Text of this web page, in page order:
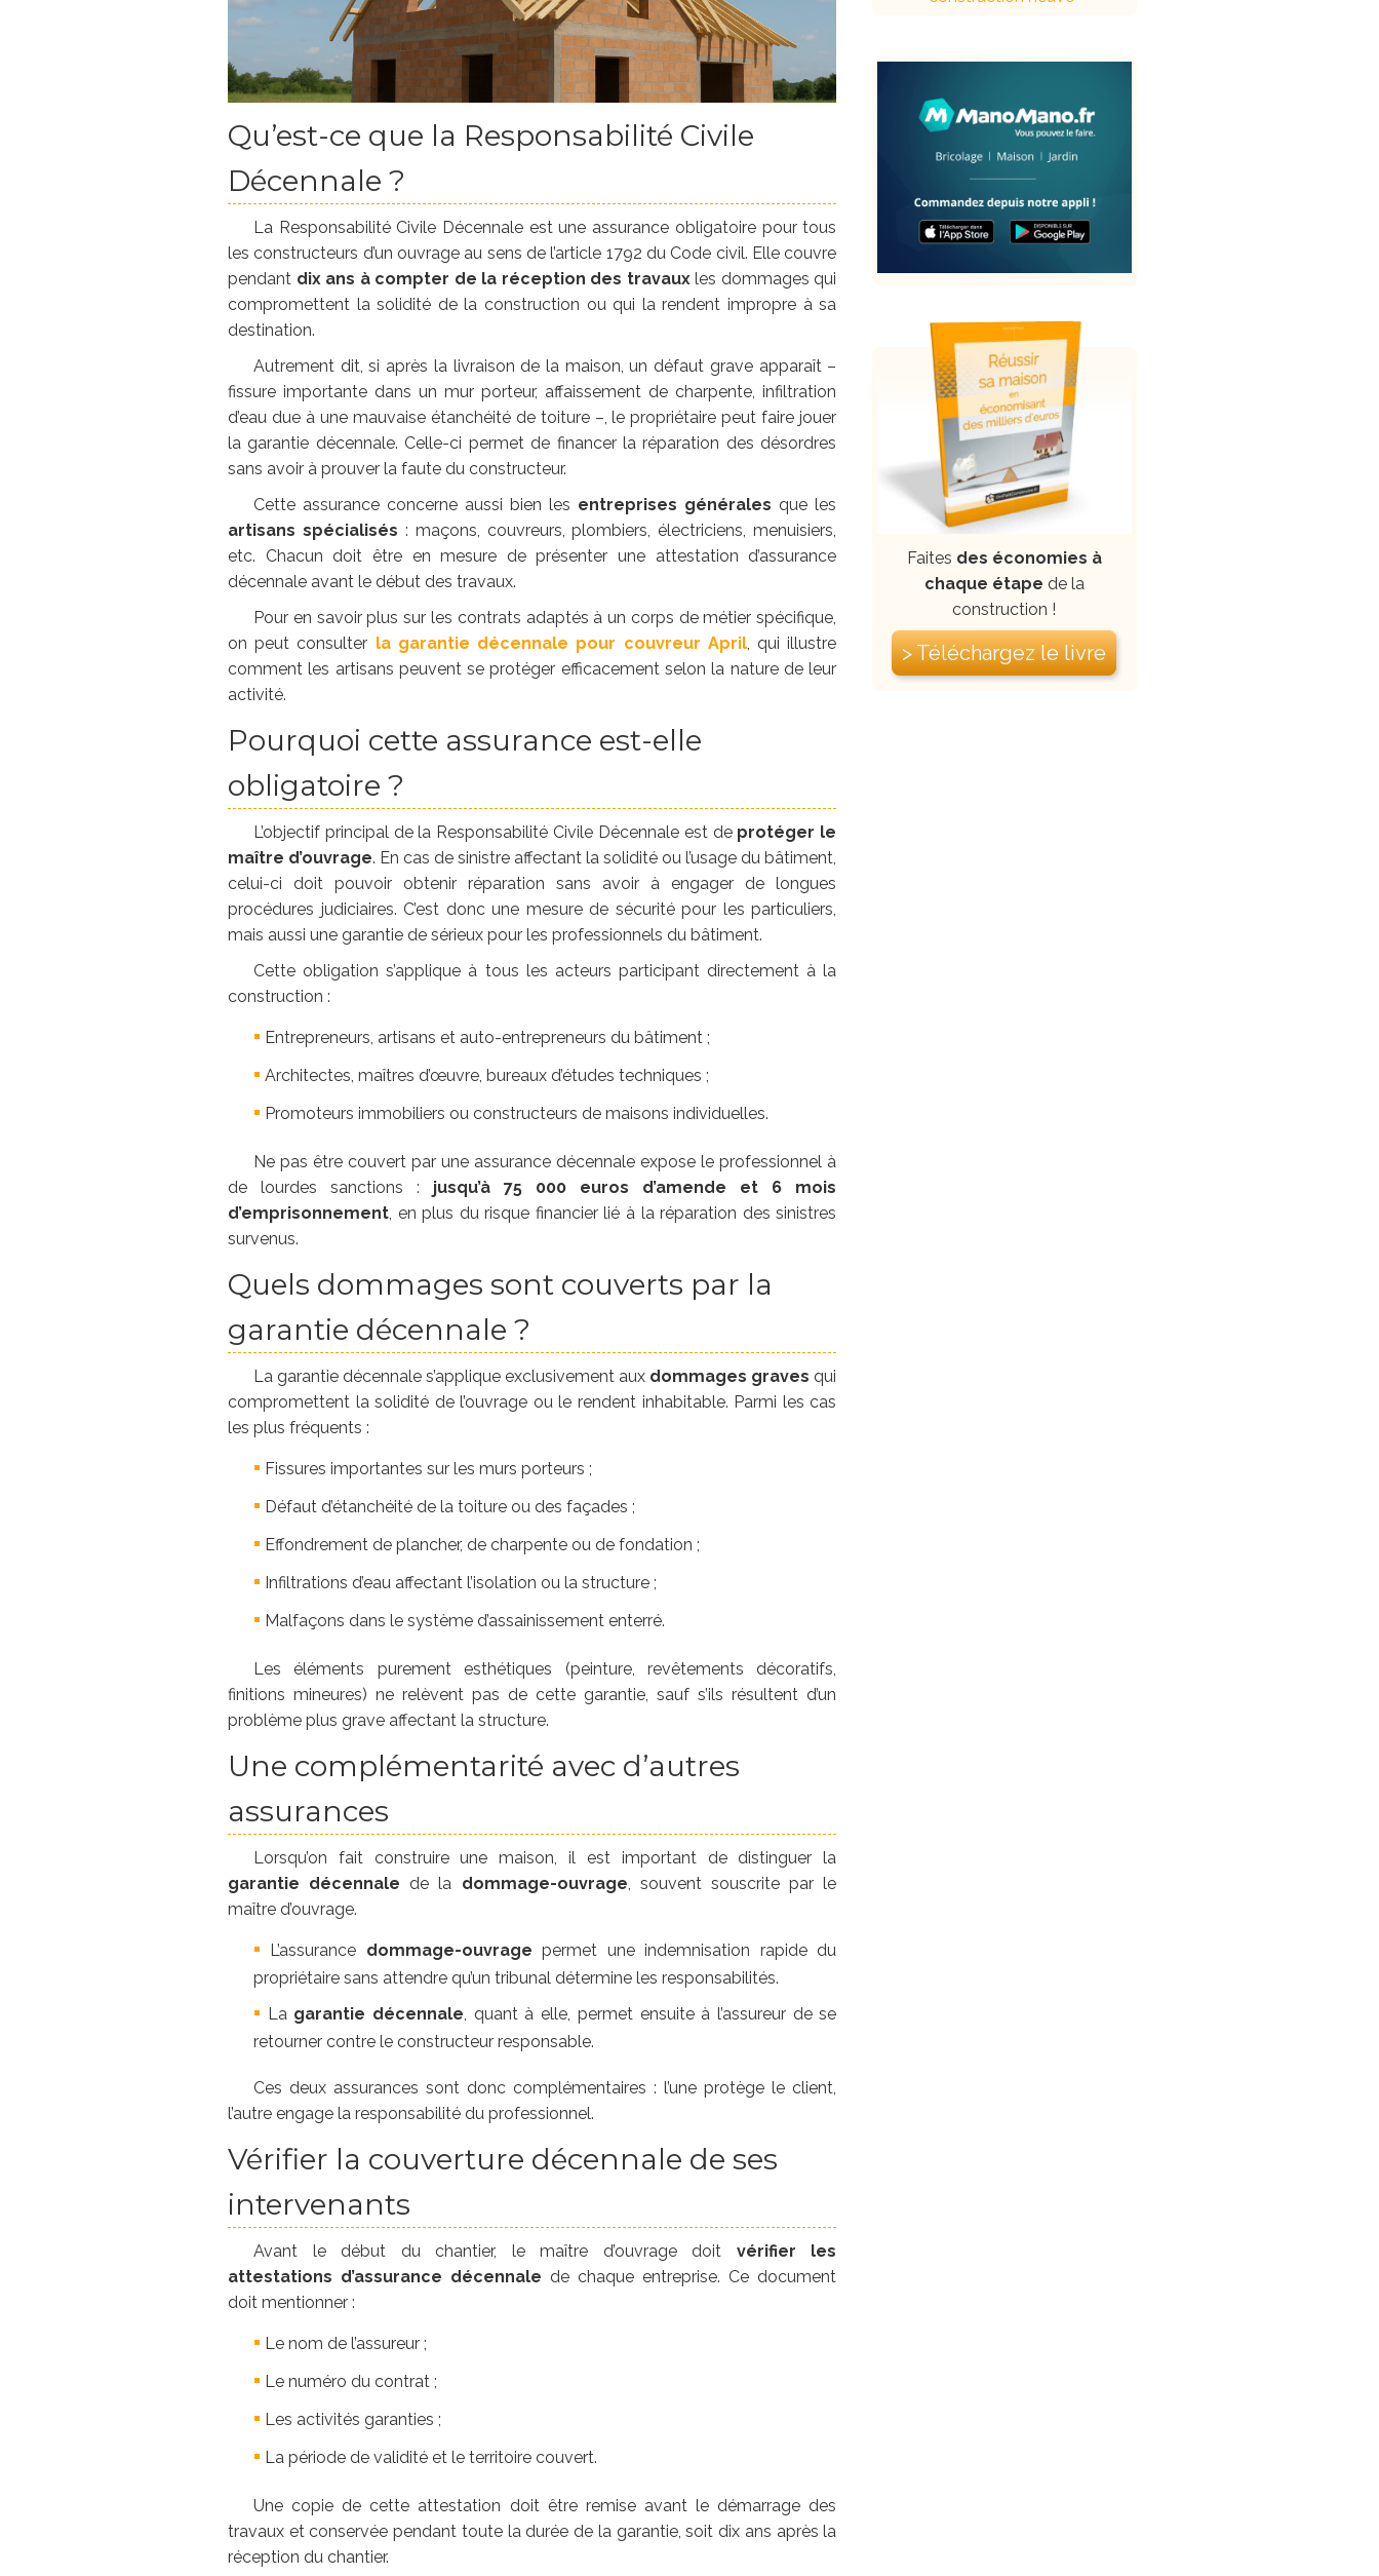
Qu’est-ce que la Responsabilité Civile
Décennale ?
La Responsabilité Civile Décennale est une assurance obligatoire pour tous
les constructeurs d’un ouvrage au sens de l’article 1792 du Code civil. Elle couvre
pendant dix ans à compter de la réception des travauxles dommages qui
compromettent la solidité de la construction ou qui la rendent impropre à sa
destination.
Autrement dit, si après la livraison de la maison, un défaut grave apparaît –
fissure importante dans un mur porteur, affaissement de charpente, infiltration
d’eau due à une mauvaise étanchéité de toiture –, le propriétaire peut faire jouer
la garantie décennale. Celle-ci permet de financer la réparation des désordres
sans avoir à prouver la faute du constructeur.
Cette assurance concerne aussi bien les entreprises générales que les
artisans spécialisés : maçons, couvreurs, plombiers, électriciens, menuisiers,
etc. Chacun doit être en mesure de présenter une attestation d’assurance
décennale avant le début des travaux.
Pour en savoir plus sur les contrats adaptés à un corps de métier spécifique,
on peut consulter la garantie décennale pour couvreur April, qui illustre
comment les artisans peuvent se protéger efficacement selon la nature de leur
activité.
Pourquoi cette assurance est-elle
obligatoire ?
L’objectif principal de la Responsabilité Civile Décennale est de protéger le
maître d’ouvrage. En cas de sinistre affectant la solidité ou l’usage du bâtiment,
celui-ci doit pouvoir obtenir réparation sans avoir à engager de longues
procédures judiciaires. C’est donc une mesure de sécurité pour les particuliers,
mais aussi une garantie de sérieux pour les professionnels du bâtiment.
Cette obligation s’applique à tous les acteurs participant directement à la
construction :
Entrepreneurs, artisans et auto-entrepreneurs du bâtiment ;
Architectes, maîtres d’œuvre, bureaux d’études techniques ;
Promoteurs immobiliers ou constructeurs de maisons individuelles.
Ne pas être couvert par une assurance décennale expose le professionnel à
de lourdes sanctions : jusqu’à 75 000 euros d’amende et 6 mois
d’emprisonnement , en plus du risque financier lié à la réparation des sinistres
survenus.
Quels dommages sont couverts par la
garantie décennale ?
La garantie décennale s’applique exclusivement aux dommages graves qui
compromettent la solidité de l’ouvrage ou le rendent inhabitable. Parmi les cas
les plus fréquents :
Fissures importantes sur les murs porteurs ;
Défaut d’étanchéité de la toiture ou des façades ;
Effondrement de plancher, de charpente ou de fondation ;
Infiltrations d’eau affectant l’isolation ou la structure ;
Malfaçons dans le système d’assainissement enterré.
Les éléments purement esthétiques (peinture, revêtements décoratifs,
finitions mineures) ne relèvent pas de cette garantie, sauf s’ils résultent d’un
problème plus grave affectant la structure.
Une complémentarité avec d’autres
assurances
Lorsqu’on fait construire une maison, il est important de distinguer la
garantie décennale de la dommage-ouvrage , souvent souscrite par le
maître d’ouvrage.
L’assurance dommage-ouvrage permet une indemnisation rapide du
propriétaire sans attendre qu’un tribunal détermine les responsabilités.
La garantie décennale , quant à elle, permet ensuite à l’assureur de se
retourner contre le constructeur responsable.
Ces deux assurances sont donc complémentaires : l’une protège le client,
l’autre engage la responsabilité du professionnel.
Vérifier la couverture décennale de ses
intervenants
Avant le début du chantier, le maître d’ouvrage doit vérifier les
attestations d’assurance décennale de chaque entreprise. Ce document
doit mentionner :
Le nom de l’assureur ;
Le numéro du contrat ;
Les activités garanties ;
La période de validité et le territoire couvert.
Une copie de cette attestation doit être remise avant le démarrage des
travaux et conservée pendant toute la durée de la garantie, soit dix ans après la
réception du chantier.
Faites des économies à
chaque étape de la
construction !
> Téléchargez le livre